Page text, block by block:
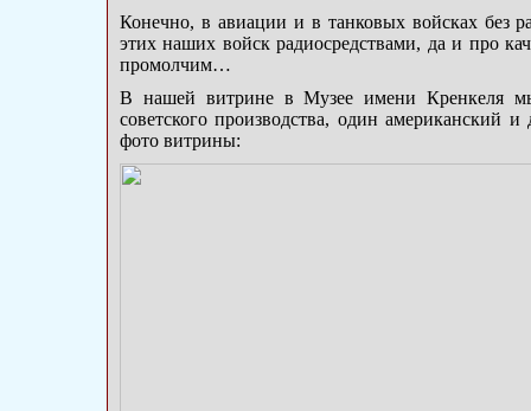
Конечно, в авиации и в танковых войсках без
этих наших войск радиосредствами, да и про
промолчим…
В нашей витрине в Музее имени Кренкеля
советского производства, один
фото витрины: